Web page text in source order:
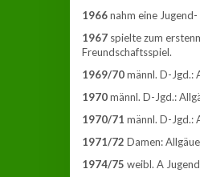
1966nahm eine
1967 spielte zum
Freundschaftsspiel.
1969/70männl. D-Jgd.:
1970männl. D-Jgd.:
1970/71 männl. D-Jgd.:
1971/72 Damen:
1974/75 weibl. A